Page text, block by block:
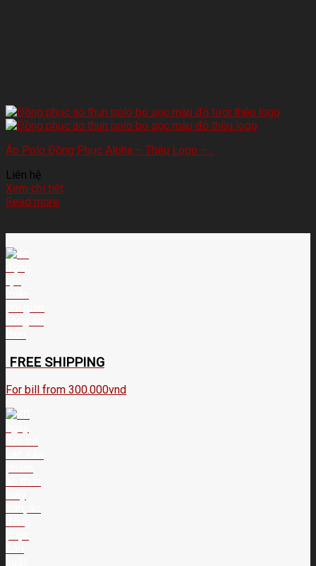
Áo Polo Đồng Phục Alpha – Thêu Logo –…
Liên hệ
Xem chi tiết
Read more
FREE SHIPPING
For bill from 300.000vnd